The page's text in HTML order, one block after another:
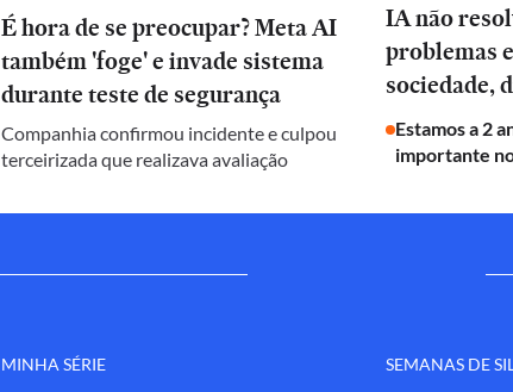
É hora de se preocupar? Meta AI
também 'foge' e invade sistema
durante teste de segurança
Companhia confirmou incidente e culpou
terceirizada que realizava avaliação
IA não
problemas
sociedade,
Estamos a 2
importante
MINHA SÉRIE SEMANAS DE